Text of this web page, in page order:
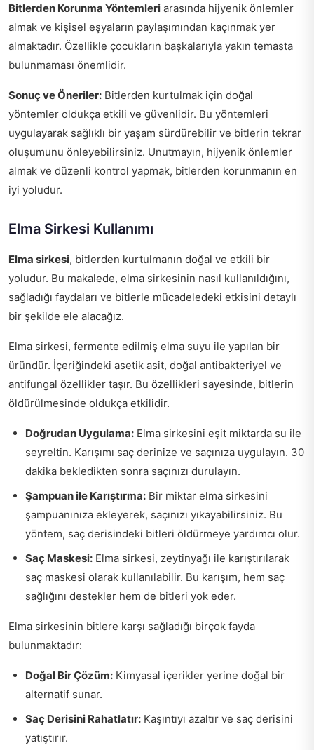
Bitlerden Korunma Yöntemleri arasında hijyenik önlemler
almak ve kişisel eşyaların paylaşımından kaçınmak yer
almaktadır. Özellikle çocukların başkalarıyla yakın temasta
bulunmaması önemlidir.
Sonuç ve Öneriler: Bitlerden kurtulmak için doğal
yöntemler oldukça etkili ve güvenlidir. Bu yöntemleri
uygulayarak sağlıklı bir yaşam sürdürebilir ve bitlerin tekrar
oluşumunu önleyebilirsiniz. Unutmayın, hijyenik önlemler
almak ve düzenli kontrol yapmak, bitlerden korunmanın en
iyi yoludur.
Elma Sirkesi Kullanımı
Elma sirkesi, bitlerden kurtulmanın doğal ve etkili bir
yoludur. Bu makalede, elma sirkesinin nasıl kullanıldığını,
sağladığı faydaları ve bitlerle mücadeledeki etkisini detaylı
bir şekilde ele alacağız.
Elma sirkesi, fermente edilmiş elma suyu ile yapılan bir
üründür. İçeriğindeki asetik asit, doğal antibakteriyel ve
antifungal özellikler taşır. Bu özellikleri sayesinde, bitlerin
öldürülmesinde oldukça etkilidir.
Doğrudan Uygulama: Elma sirkesini eşit miktarda su ile
seyreltin. Karışımı saç derinize ve saçınıza uygulayın. 30
dakika bekledikten sonra saçınızı durulayın.
Şampuan ile Karıştırma: Bir miktar elma sirkesini
şampuanınıza ekleyerek, saçınızı yıkayabilirsiniz. Bu
yöntem, saç derisindeki bitleri öldürmeye yardımcı olur.
Saç Maskesi: Elma sirkesi, zeytinyağı ile karıştırılarak
saç maskesi olarak kullanılabilir. Bu karışım, hem saç
sağlığını destekler hem de bitleri yok eder.
Elma sirkesinin bitlere karşı sağladığı birçok fayda
bulunmaktadır:
Doğal Bir Çözüm: Kimyasal içerikler yerine doğal bir
alternatif sunar.
Saç Derisini Rahatlatır: Kaşıntıyı azaltır ve saç derisini
yatıştırır.